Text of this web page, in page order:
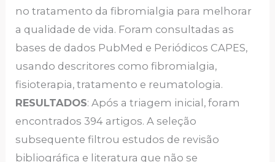
no tratamento da fibromialgia para melhorar
a qualidade de vida. Foram consultadas as
bases de dados PubMed e Periódicos CAPES,
usando descritores como fibromialgia,
fisioterapia, tratamento e reumatologia.
RESULTADOS: Após a triagem inicial, foram
encontrados 394 artigos. A seleção
subsequente filtrou estudos de revisão
bibliográfica e literatura que não se